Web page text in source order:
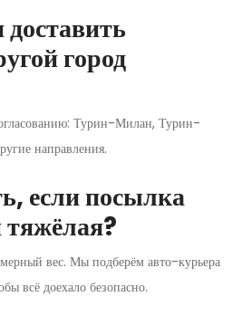
город
Турин-Милан, Турин-
направления.
если посылка
вес. Мы подберём авто-курьера
всё доехало безопасно.